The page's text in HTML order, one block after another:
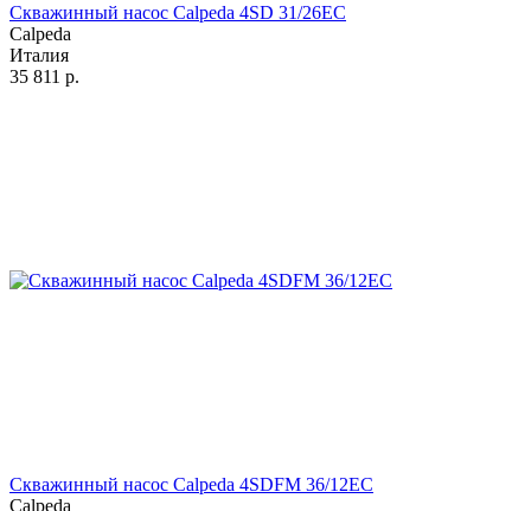
Скважинный насос Calpeda 4SD 31/26EC
Calpeda
Италия
35 811 р.
Скважинный насос Calpeda 4SDFM 36/12EC
Calpeda